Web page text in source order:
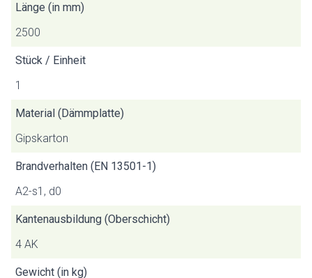
Länge (in mm)
2500
Stück / Einheit
1
Material (Dämmplatte)
Gipskarton
Brandverhalten (EN 13501-1)
A2-s1, d0
Kantenausbildung (Oberschicht)
4 AK
Gewicht (in kg)